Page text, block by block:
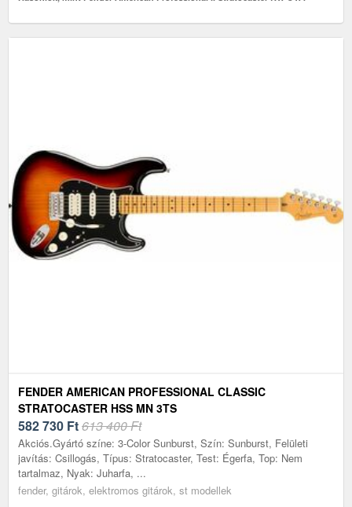
FENDER AMERICAN PROFESSIONAL CLASSIC
STRATOCASTER HSS MN 3TS
582 730 Ft613 400 Ft
Akciós.Gyártó színe: 3-Color Sunburst, Szín: Sunburst, Felületi
javítás: Csillogás, Típus: Stratocaster, Test: Égerfa, Top: Nem
tartalmaz, Nyak: Juharfa, ...
fender, gitárok, elektromos gitárok, st modellek